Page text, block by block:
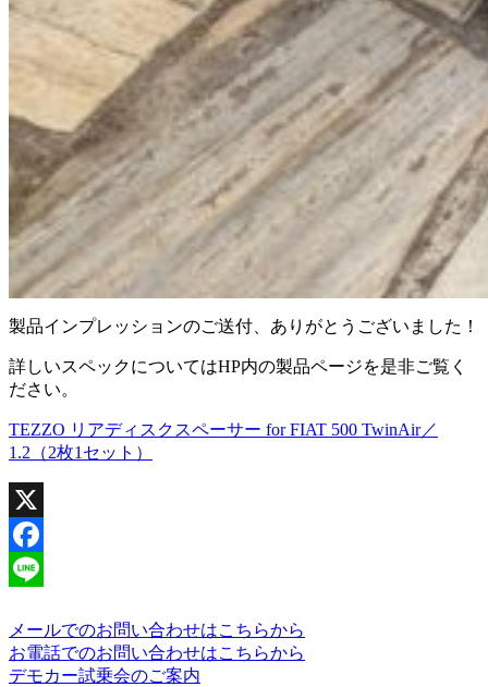
製品インプレッションのご送付、ありがとうございました！
詳しいスペックについてはHP内の製品ページを是非ご覧く
ださい。
TEZZO リアディスクスペーサー for FIAT 500 TwinAir／
1.2（2枚1セット）
X
Facebook
メールでのお問い合わせはこちらから
お電話でのお問い合わせはこちらから
デモカー試乗会のご案内